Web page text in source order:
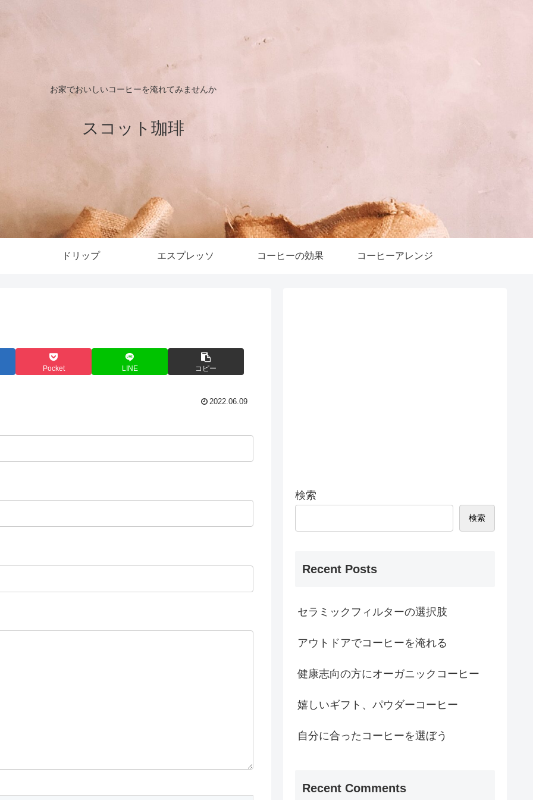
お家でおいしいコーヒーを淹れてみませんか
スコット珈琲
ドリップ エスプレッソ コーヒーの効果 コーヒーアレンジ
Pocket LINE コピー
2022.06.09
検索
検索
Recent Posts
セラミックフィルターの選択肢
アウトドアでコーヒーを淹れる
健康志向の方にオーガニックコーヒー
嬉しいギフト、パウダーコーヒー
自分に合ったコーヒーを選ぼう
Recent Comments